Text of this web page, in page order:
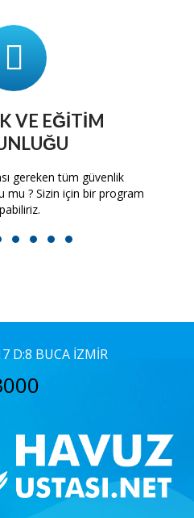
VE EĞITIM
gereken tüm güvenlik
mu ? Sizin için bir program
4 5 6 7
D:8 BUCA İZMIR